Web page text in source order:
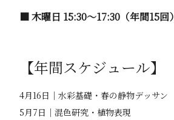
■ 木曜日 15:30〜17:30（年間15回）
【年間スケジュール】
4月16日｜水彩基礎・春の静物デッサン
5月7日｜混色研究・植物表現